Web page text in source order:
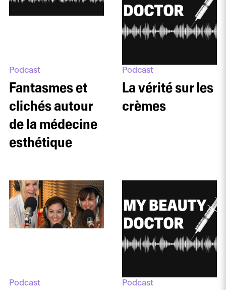
Podcast
Fantasmes et
clichés autour
de la médecine
esthétique
Podcast
La vérité sur les
crèmes
Podcast Podcast